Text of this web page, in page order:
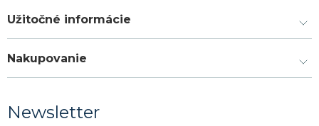
Užitočné informácie
Nakupovanie
Newsletter